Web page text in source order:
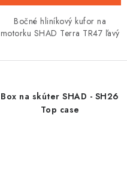
Bočné hliníkový kufor na
motorku SHAD Terra TR47 ľavý
Box na skúter SHAD - SH26
Top case